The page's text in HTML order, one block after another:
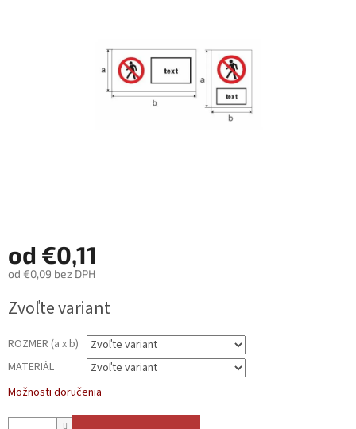
od €0,11
od €0,09 bez DPH
cena:
Zvoľte variant
ROZMER (a x b)
MATERIÁL
Možnosti doručenia